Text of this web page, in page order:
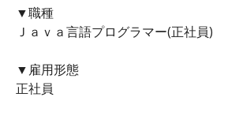
▼職種
Ｊａｖａ言語プログラマー(正社員)
▼雇用形態
正社員